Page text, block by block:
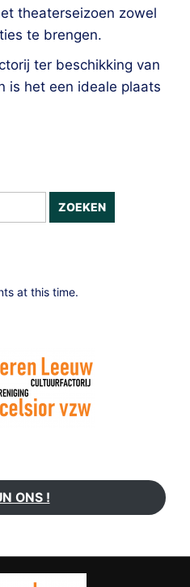
theaterseizoen zowel
te brengen.
ter beschikking van
is het een ideale plaats
at this time.
ONS !